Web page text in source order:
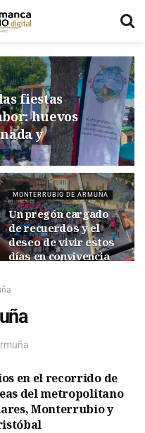
fiestas
huevos
y
MONTERRUBIO DE ARMUÑA
Un pregón cargado
de recuerdos y el
deseo de vivir estos
días en convivencia
las fiestas de
Monterrubio
en el recorrido de
del metropolitano
Monterrubio y